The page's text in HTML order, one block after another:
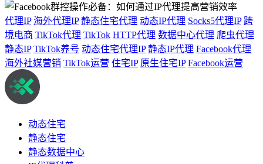
代理IP 海外代理IP 静态住宅代理 动态IP代理 Socks5代理IP 跨
境电商 TikTok代理 TikTok HTTP代理 数据中心代理 爬虫代理
静态IP TikTok养号 动态住宅代理IP 静态IP代理 Facebook代理
海外社媒营销 TikTok运营 住宅IP 原生住宅IP Facebook运营
动态住宅
静态住宅
静态数据中心